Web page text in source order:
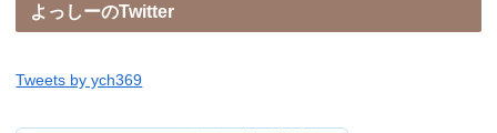
よっしーのTwitter
Tweets by ych369